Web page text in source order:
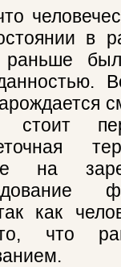
в
стоит
на
как
что